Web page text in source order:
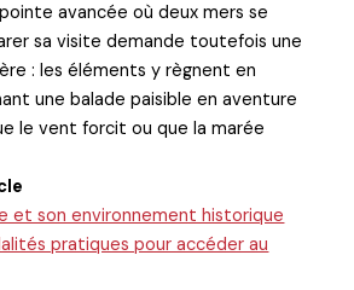
avancée où deux mers se
sa visite demande toutefois une
: les éléments y règnent en
une balade paisible en aventure
le vent forcit ou que la marée
et son environnement historique
pratiques pour accéder au